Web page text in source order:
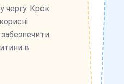
чергу. Крок
в